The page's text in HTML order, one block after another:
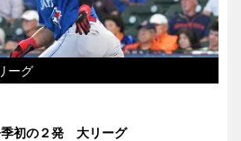
ーグ
季初の２発 大リーグ